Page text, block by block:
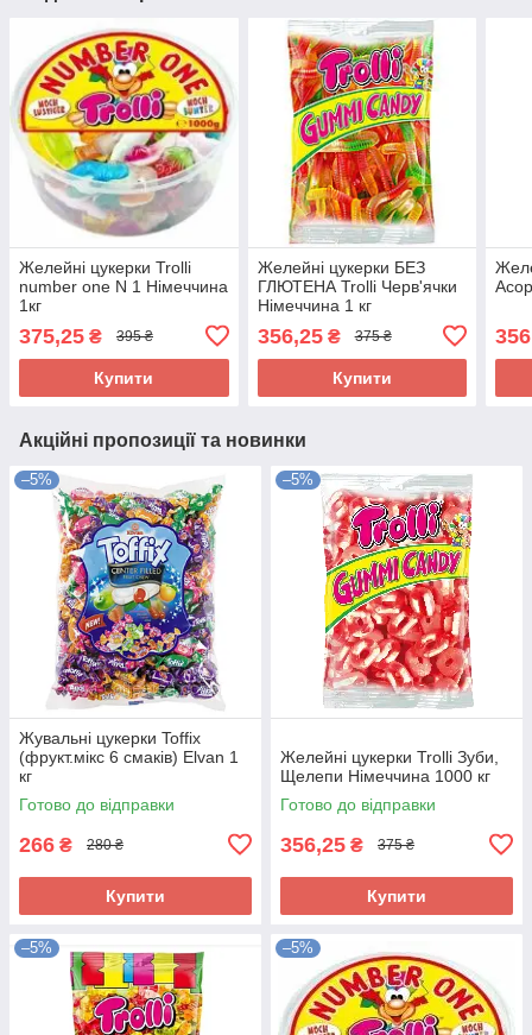
Желейні цукерки Trolli
number one N 1 Німеччина
1кг
375,25 ₴ 395 ₴
Купити
Желейні цукерки БЕЗ
ГЛЮТЕНА Trolli Черв'ячки
Німеччина 1 кг
356,25₴ 375 ₴
Купити
Акційні пропозиції та новинки
–5%
Жувальні цукерки Toffix
(фрукт.мікс 6 смаків) Elvan 1
кг
Готово до відправки
266 ₴ 280 ₴
Купити
–5%
Желейні цукерки Trolli Зуби,
Щелепи Німеччина 1000 кг
Готово до відправки
356,25 ₴ 375 ₴
Купити
–5% –5%